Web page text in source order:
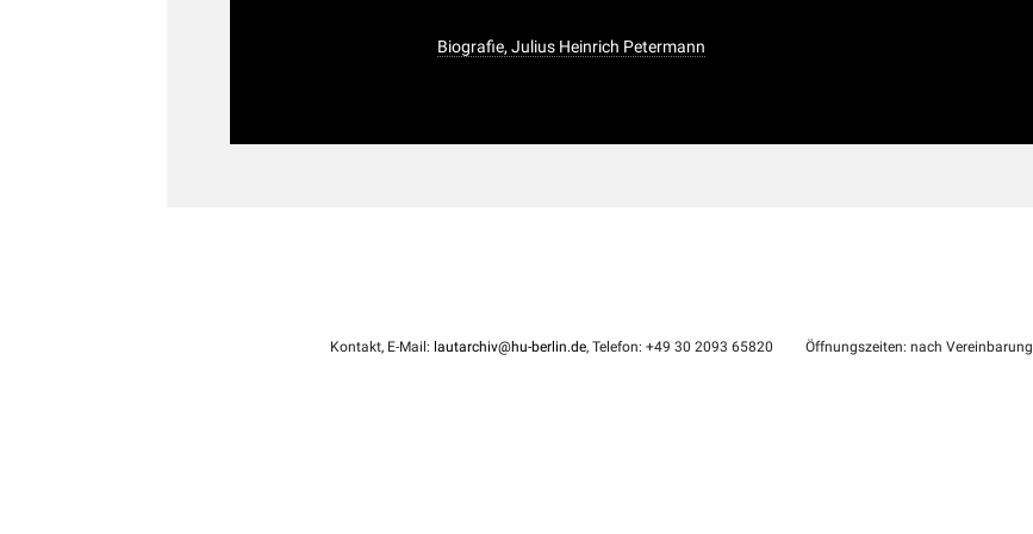
Biografie, Julius Heinrich Petermann
Kontakt, E-Mail: lautarchiv@hu-berlin.de, Telefon: +49 30 2093 65820 Öffnungszeiten: nach Vereinbarung